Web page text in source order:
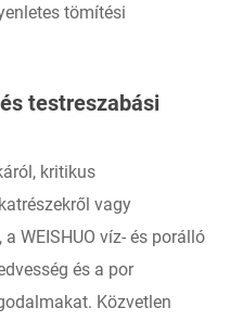
tömítési
testreszabási
kritikus
vagy
WEISHUO víz- és porálló
és a por
Közvetlen